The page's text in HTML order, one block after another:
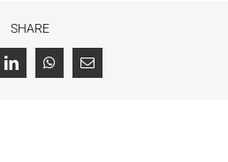
SHARE
LinkedInWhatsApp
Email